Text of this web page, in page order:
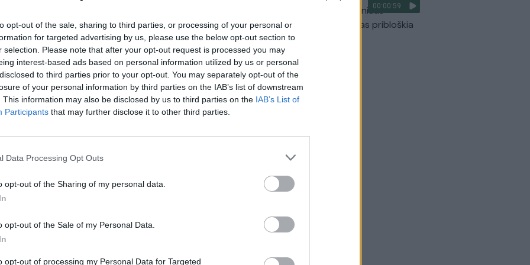
opt-out of the sale, sharing to third parties, or processing of your personal or
for targeted advertising by us, please use the below opt-out section to
selection. Please note that after your opt-out request is processed you may
interest-based ads based on personal information utilized by us or personal
to third parties prior to your opt-out. You may separately opt-out of the
of your personal information by third parties on the IAB’s list of downstream
This information may also be disclosed by us to third parties on the IAB’s List of
Participants that may further disclose it to other third parties.
Data Processing Opt Outs
opt-out of the Sharing of my personal data.
opt-out of the Sale of my Personal Data.
opt-out of processing my Personal Data for Targeted
LITEXPO parodų rūmuose. Specialistai sako,
ir Lietuvos ekonomikos atsigavimas.
Koronavirusas Lietuvoje
(Uhano virusas) Reporteris
00:00:59
Nufilmavo, kaip patvino Vilniaus
Vakarinis aplinkkelis: vaizdas pribloškia